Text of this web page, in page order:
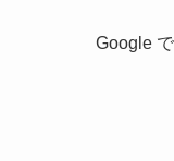
Google